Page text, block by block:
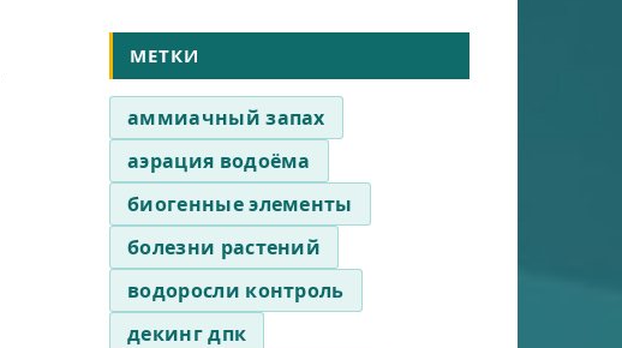
МЕТКИ
аммиачный запах
аэрация водоёма
биогенные элементы
болезни растений
водоросли контроль
декинг дпк